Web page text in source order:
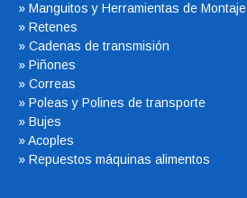
» Manguitos y Herramientas de Montaje
» Retenes
» Cadenas de transmisión
» Piñones
» Correas
» Poleas y Polines de transporte
» Bujes
»Acoples
» Repuestos máquinas alimentos